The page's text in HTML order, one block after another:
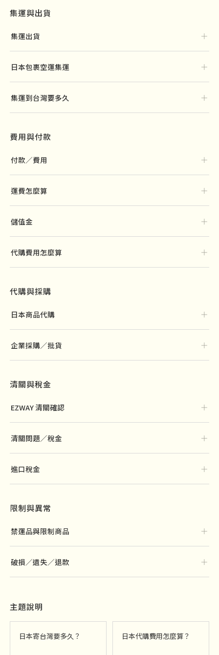
集運與出貨
集運出貨 ＋
日本包裹空運集運 ＋
集運到台灣要多久 ＋
費用與付款
付款／費用 ＋
運費怎麼算 ＋
儲值金 ＋
代購費用怎麼算 ＋
代購與採購
日本商品代購 ＋
企業採購／批貨 ＋
清關與稅金
EZWAY 清關確認 ＋
清關問題／稅金 ＋
進口稅金 ＋
限制與異常
禁運品與限制商品 ＋
破損／遺失／退款 ＋
主題說明
日本寄台灣要多久？ 日本代購費用怎麼算？